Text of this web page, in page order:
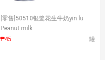
[零售] 50510银鹭花生牛奶yin lu
Peanut milk
₱45
罐